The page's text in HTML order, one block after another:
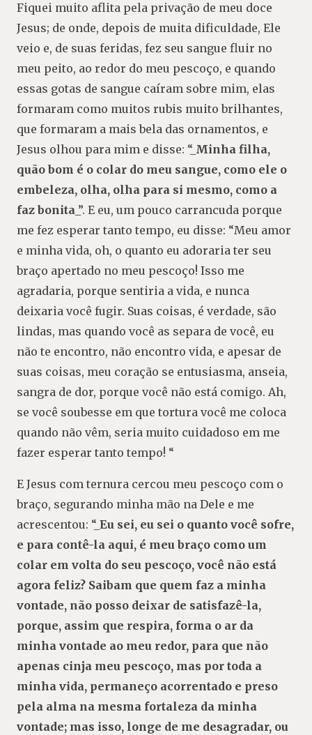
Fiquei muito aflita pela privação de meu doce
Jesus; de onde, depois de muita dificuldade, Ele
veio e, de suas feridas, fez seu sangue fluir no
meu peito, ao redor do meu pescoço, e quando
essas gotas de sangue caíram sobre mim, elas
formaram como muitos rubis muito brilhantes,
que formaram a mais bela das ornamentos, e
Jesus olhou para mim e disse: “_ Minha filha,
quão bom é o colar do meu sangue, como ele o
embeleza, olha, olha para si mesmo, como a
faz bonita _”. E eu, um pouco carrancuda porque
me fez esperar tanto tempo, eu disse: “Meu amor
e minha vida, oh, o quanto eu adoraria ter seu
braço apertado no meu pescoço! Isso me
agradaria, porque sentiria a vida, e nunca
deixaria você fugir. Suas coisas, é verdade, são
lindas, mas quando você as separa de você, eu
não te encontro, não encontro vida, e apesar de
suas coisas, meu coração se entusiasma, anseia,
sangra de dor, porque você não está comigo. Ah,
se você soubesse em que tortura você me coloca
quando não vêm, seria muito cuidadoso em me
fazer esperar tanto tempo! “
E Jesus com ternura cercou meu pescoço com o
braço, segurando minha mão na Dele e me
acrescentou: “_ Eu sei, eu sei o quanto você sofre,
e para contê-la aqui, é meu braço como um
colar em volta do seu pescoço, você não está
agora feliz? Saibam que quem faz a minha
vontade, não posso deixar de satisfazê-la,
porque, assim que respira, forma o ar da
minha vontade ao meu redor, para que não
apenas cinja meu pescoço, mas por toda a
minha vida, permaneço acorrentado e preso
pela alma na mesma fortaleza da minha
vontade; mas isso, longe de me desagradar, ou